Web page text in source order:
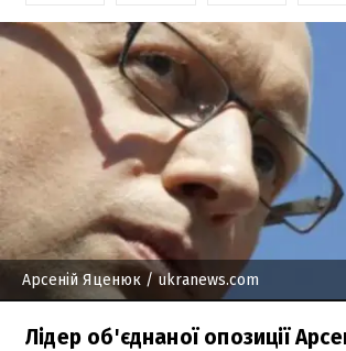
Арсеній Яценюк / ukranews.com
Лідер об'єднаної опозиції